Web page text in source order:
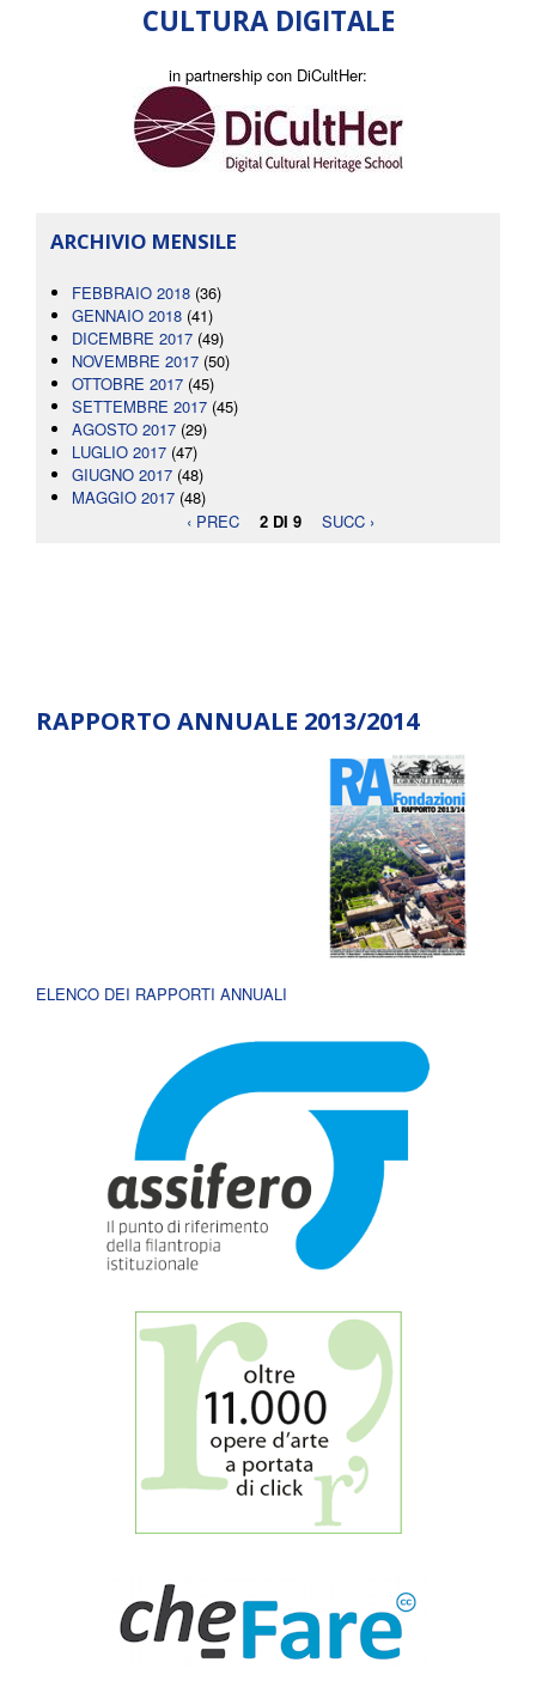
CULTURA DIGITALE
in partnership con DiCultHer:
ARCHIVIO MENSILE
FEBBRAIO 2018 (36)
GENNAIO 2018 (41)
DICEMBRE 2017 (49)
NOVEMBRE 2017 (50)
OTTOBRE 2017 (45)
SETTEMBRE 2017 (45)
AGOSTO 2017 (29)
LUGLIO 2017 (47)
GIUGNO 2017 (48)
MAGGIO 2017 (48)
‹ PREC
2 DI 9 SUCC ›
RAPPORTO ANNUALE 2013/2014
ELENCO DEI RAPPORTI ANNUALI